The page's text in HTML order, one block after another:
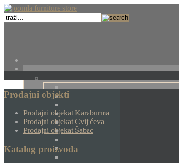
Prodajni objekti
Prodajni objekat Karaburma
Prodajni objekat Cvijićeva
Prodajni objekat Šabac
Katalog proizvoda